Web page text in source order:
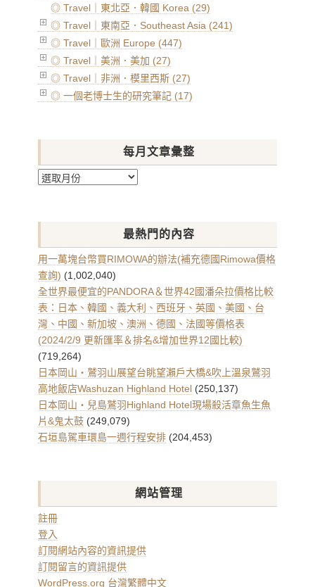
◎ Travel｜東北亞．韓國 Korea (29)
◎ Travel｜東南亞．Southeast Asia (241)
◎ Travel｜歐洲 Europe (447)
◎ Travel｜美洲．美加 (27)
◎ Travel｜非洲．模里西斯 (27)
◎ 一個老博士生的研究筆記 (17)
每月文章彙整
每
章
整
最熱門的內容
用一萬塊台幣買RIMOWA的辦法(補充德國Rimowa價格
查詢) (1,002,040)
全世界最便宜的PANDORA＆世界42國潘朵拉價格比較
表：日本、韓國、義大利、西班牙、英國、美國、台
灣、中國、新加坡、澳洲、德國、法國等價格表
(2024/2/9 更新匯率＆排名&增加世界12國比較)
(719,264)
日本岡山・鷲羽山展望台眺望瀨戶大橋&吹上溫泉鷲羽
高地飯店Washuzan Highland Hotel (250,137)
日本岡山・兒島鷲羽Highland Hotel現場殺活章魚生魚
片&鬼太鼓 (249,079)
石垣島駕車環島一週行程安排 (204,453)
網站管理
註冊
登入
訂閱網站內容的資訊提供
訂閱留言的資訊提供
WordPress.org 台灣繁體中文